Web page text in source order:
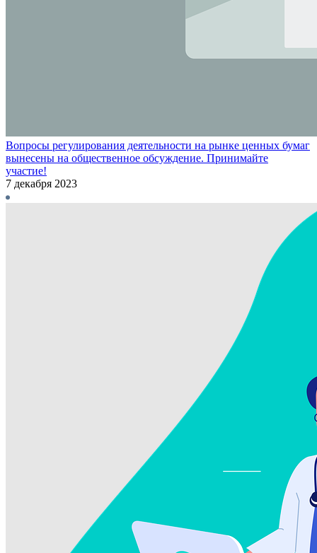
Вопросы регулирования деятельности на рынке ценных бумаг
вынесены на общественное обсуждение. Принимайте
участие!
7 декабря 2023